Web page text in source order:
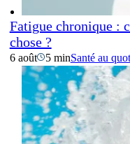
Fatigue chronique :
chose ?
6 août 5 minSanté au